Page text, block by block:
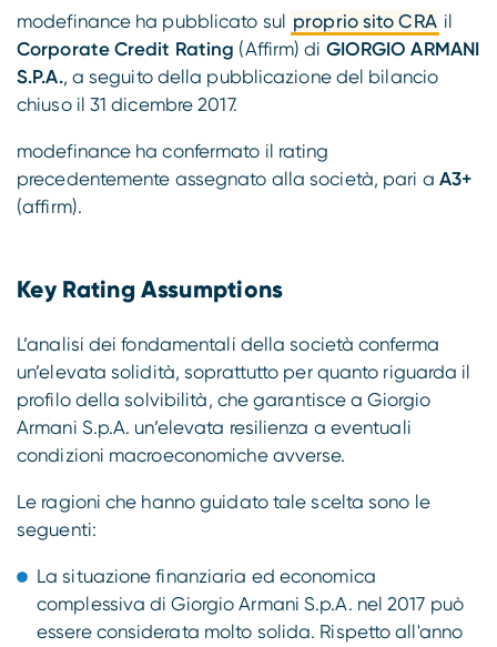
modefinance ha pubblicato sul proprio sito CRA il
Corporate Credit Rating (Affirm) di GIORGIO ARMANI
S.P.A., a seguito della pubblicazione del bilancio
chiuso il 31 dicembre 2017.
modefinance ha confermato il rating
precedentemente assegnato alla società, pari a A3+
(affirm).
Key Rating Assumptions
L’analisi dei fondamentali della società conferma
un’elevata solidità, soprattutto per quanto riguarda il
profilo della solvibilità, che garantisce a Giorgio
Armani S.p.A. un’elevata resilienza a eventuali
condizioni macroeconomiche avverse.
Le ragioni che hanno guidato tale scelta sono le
seguenti:
La situazione finanziaria ed economica
complessiva di Giorgio Armani S.p.A. nel 2017 può
essere considerata molto solida. Rispetto all'anno